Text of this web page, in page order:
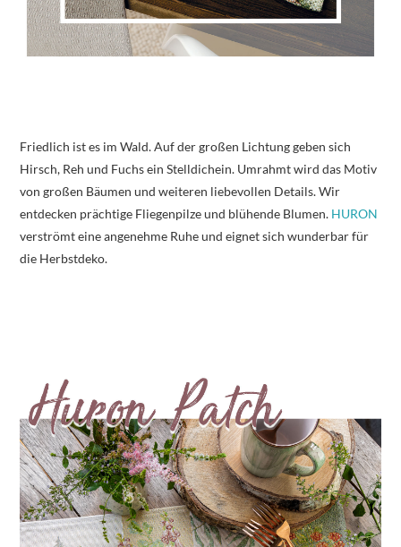
Friedlich ist es im Wald. Auf der großen Lichtung geben sich
Hirsch, Reh und Fuchs ein Stelldichein. Umrahmt wird das Motiv
von großen Bäumen und weiteren liebevollen Details. Wir
entdecken prächtige Fliegenpilze und blühende Blumen. HURON
verströmt eine angenehme Ruhe und eignet sich wunderbar für
die Herbstdeko.